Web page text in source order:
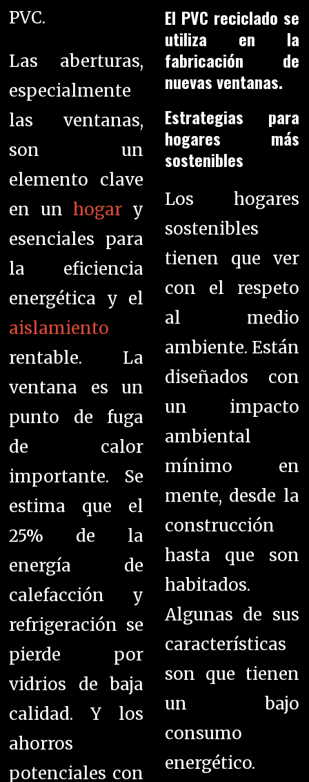
PVC.
Las aberturas,
especialmente
las ventanas,
son un
elemento clave
en unhogar y
esenciales para
la eficiencia
energética y el
aislamiento
rentable. La
ventana es un
punto de fuga
de calor
importante. Se
estima que el
25% de la
energía de
calefacción y
refrigeración se
pierde por
vidrios de baja
calidad. Y los
ahorros
potenciales con
El PVC reciclado se
utiliza en la
fabricación de
nuevas ventanas.
Estrategias para
hogares más
sostenibles
Los hogares
sostenibles
tienen que ver
con el respeto
al medio
ambiente. Están
diseñados con
un impacto
ambiental
mínimo en
mente, desde la
construcción
hasta que son
habitados.
Algunas de sus
características
son que tienen
un bajo
consumo
energético.